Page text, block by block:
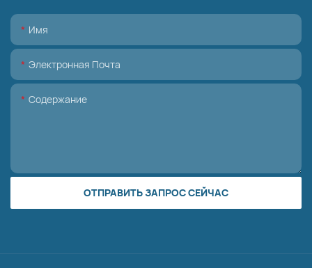
Имя
Электронная Почта
Содержание
ОТПРАВИТЬ ЗАПРОС СЕЙЧАС